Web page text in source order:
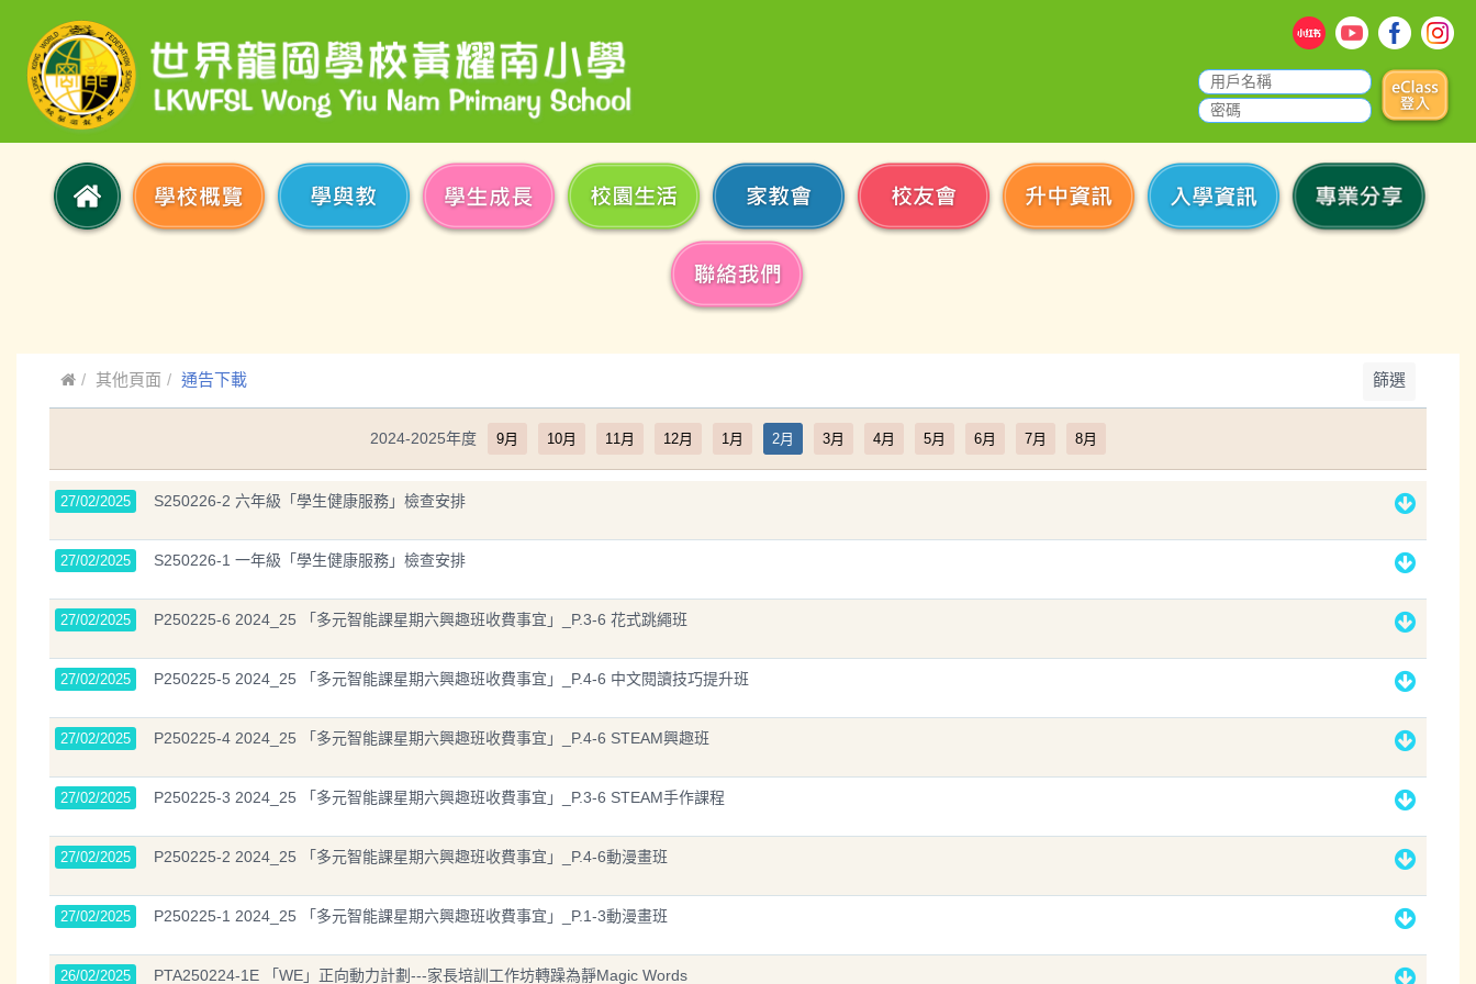
其他頁面 通告下載 篩選
2024-2025年度 9月 10月 11月 12月 1月 2月 3月 4月 5月 6月 7月 8月
27/02/2025 S250226-2 六年級「學生健康服務」檢查安排
27/02/2025 S250226-1 一年級「學生健康服務」檢查安排
27/02/2025 P250225-6 2024_25 「多元智能課星期六興趣班收費事宜」_P.3-6 花式跳繩班
27/02/2025 P250225-5 2024_25 「多元智能課星期六興趣班收費事宜」_P.4-6 中文閱讀技巧提升班
27/02/2025 P250225-4 2024_25 「多元智能課星期六興趣班收費事宜」_P.4-6 STEAM興趣班
27/02/2025 P250225-3 2024_25 「多元智能課星期六興趣班收費事宜」_P.3-6 STEAM手作課程
27/02/2025 P250225-2 2024_25 「多元智能課星期六興趣班收費事宜」_P.4-6動漫畫班
27/02/2025 P250225-1 2024_25 「多元智能課星期六興趣班收費事宜」_P.1-3動漫畫班
26/02/2025 PTA250224-1E 「WE」正向動力計劃---家長培訓工作坊轉躁為靜Magic Words